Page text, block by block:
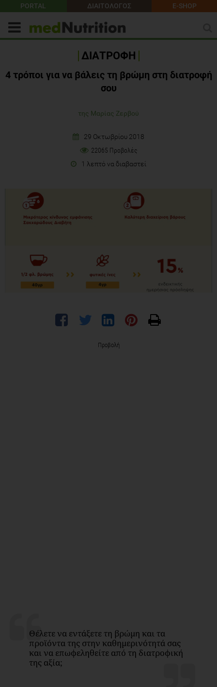
PORTAL ΔΙΑΙΤΟΛΟΓΟΣ E-SHOP
ΔΙΑΤΡΟΦΗ
4 τρόποι για να βάλεις τη βρώμη στη διατροφή
σου
της Μαρίας Ζερβού
29 Οκτωβρίου 2018
22065 Προβολές
1 λεπτό να διαβαστεί
Προβολή
Θέλετε να εντάξετε τη βρώμη και τα
προϊόντα της στην καθημερινότητά σας
και να επωφεληθείτε από τη διατροφική
της αξία;